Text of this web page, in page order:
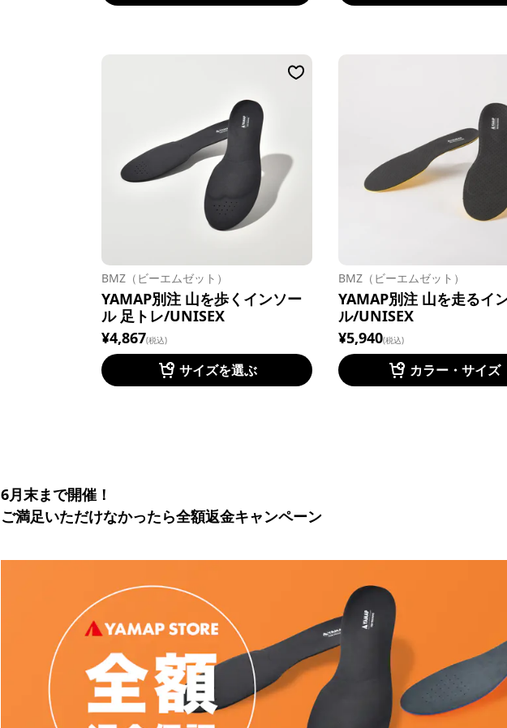
BMZ（ビーエムゼット）
YAMAP別注 山を歩くインソー
ル 足トレ/UNISEX
¥4,867(税込)
サイズを選ぶ
BMZ（ビーエムゼット）
YAMAP別注 山を走るイ
ル/UNISEX
¥5,940(税込)
カラー・サイズ
6月末まで開催！
ご満足いただけなかったら全額返金キャンペーン